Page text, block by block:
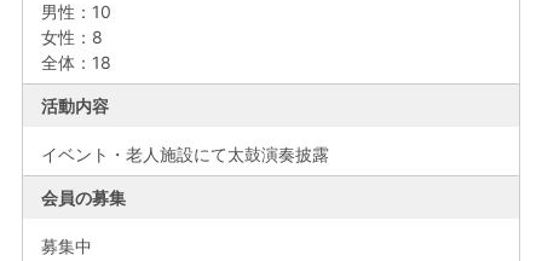
男性：10
女性：8
全体：18
活動内容
イベント・老人施設にて太鼓演奏披露
会員の募集
募集中